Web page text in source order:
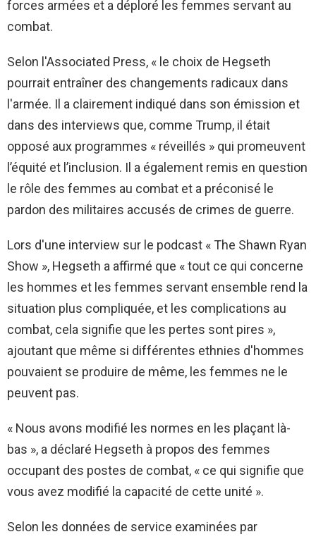
forces armées et a déploré les femmes servant au
combat.
Selon l'Associated Press, « le choix de Hegseth
pourrait entraîner des changements radicaux dans
l'armée. Il a clairement indiqué dans son émission et
dans des interviews que, comme Trump, il était
opposé aux programmes « réveillés » qui promeuvent
l’équité et l’inclusion. Il a également remis en question
le rôle des femmes au combat et a préconisé le
pardon des militaires accusés de crimes de guerre.
Lors d'une interview sur le podcast « The Shawn Ryan
Show », Hegseth a affirmé que « tout ce qui concerne
les hommes et les femmes servant ensemble rend la
situation plus compliquée, et les complications au
combat, cela signifie que les pertes sont pires »,
ajoutant que même si différentes ethnies d'hommes
pouvaient se produire de même, les femmes ne le
peuvent pas.
« Nous avons modifié les normes en les plaçant là-
bas », a déclaré Hegseth à propos des femmes
occupant des postes de combat, « ce qui signifie que
vous avez modifié la capacité de cette unité ».
Selon les données de service examinées par